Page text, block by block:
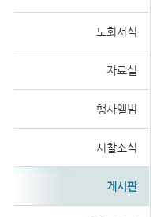
노회서식
자료실
행사앨범
시찰소식
게시판
스케